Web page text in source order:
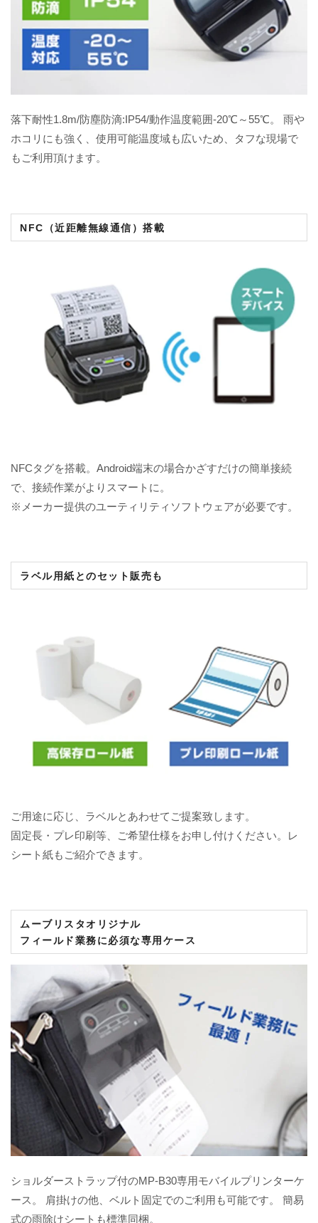
落下耐性1.8m/防塵防滴:IP54/動作温度範囲-20℃～55℃。 雨や
ホコリにも強く、使用可能温度域も広いため、タフな現場で
もご利用頂けます。
NFC（近距離無線通信）搭載
NFCタグを搭載。Android端末の場合かざすだけの簡単接続
で、接続作業がよりスマートに。
※メーカー提供のユーティリティソフトウェアが必要です。
ラベル用紙とのセット販売も
ご用途に応じ、ラベルとあわせてご提案致します。
固定長・プレ印刷等、ご希望仕様をお申し付けください。レ
シート紙もご紹介できます。
ムーブリスタオリジナル
フィールド業務に必須な専用ケース
ショルダーストラップ付のMP-B30専用モバイルプリンターケ
ース。 肩掛けの他、ベルト固定でのご利用も可能です。 簡易
式の雨除けシートも標準同梱。